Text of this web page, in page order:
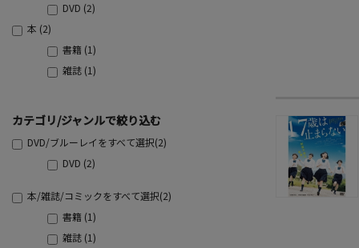
DVD (2)
本 (2)
書籍 (1)
雑誌 (1)
カテゴリ/ジャンルで絞り込む
DVD/ブルーレイをすべて選択(2)
DVD (2)
本/雑誌/コミックをすべて選択(2)
書籍 (1)
雑誌 (1)